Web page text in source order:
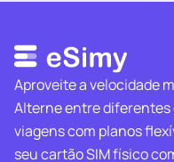
Aproveite a velocidade
Alterne entre
viagens com planos
seu cartão SIM físico